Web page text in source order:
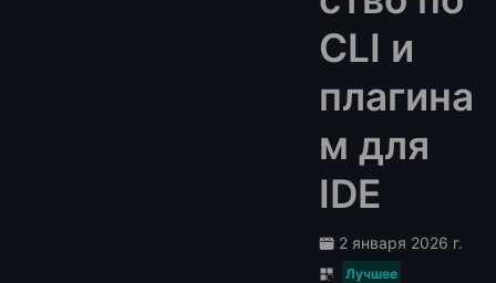
CLI и
плагина
м для
IDE
2 января 2026 г.
Лучшее